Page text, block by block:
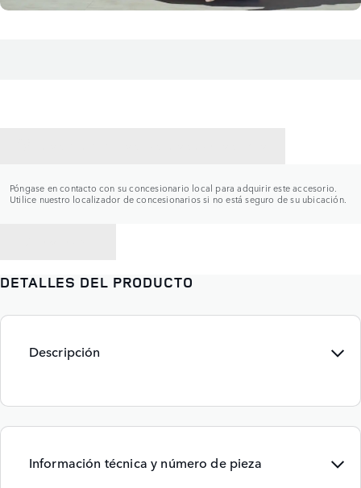
Póngase en contacto con su concesionario local para adquirir este accesorio.
Utilice nuestro localizador de concesionarios si no está seguro de su ubicación.
DETALLES DEL PRODUCTO
Descripción
Información técnica y número de pieza